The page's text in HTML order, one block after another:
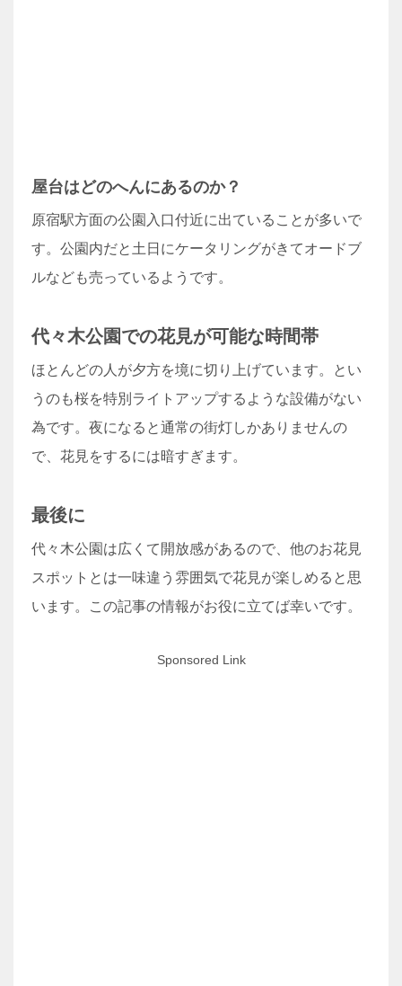
屋台はどのへんにあるのか？
原宿駅方面の公園入口付近に出ていることが多いで
す。公園内だと土日にケータリングがきてオードブ
ルなども売っているようです。
代々木公園での花見が可能な時間帯
ほとんどの人が夕方を境に切り上げています。とい
うのも桜を特別ライトアップするような設備がない
為です。夜になると通常の街灯しかありませんの
で、花見をするには暗すぎます。
最後に
代々木公園は広くて開放感があるので、他のお花見
スポットとは一味違う雰囲気で花見が楽しめると思
います。この記事の情報がお役に立てば幸いです。
Sponsored Link